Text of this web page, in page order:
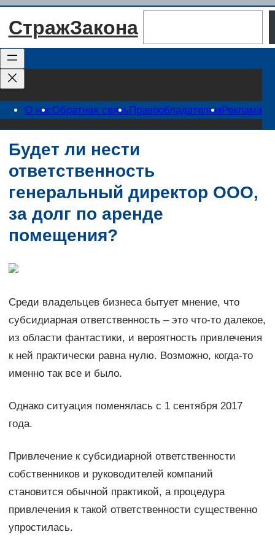
Перейти
СтражЗакона
О насОбратная связьПравообладателямРеклама
Будет ли нести
ответственность
генеральный директор ООО,
за долг по аренде
помещения?
Среди владельцев бизнеса бытует мнение, что
субсидиарная ответственность – это что-то далекое,
из области фантастики, и вероятность привлечения
к ней практически равна нулю. Возможно, когда-то
именно так все и было.
Однако ситуация поменялась с 1 сентября 2017
года.
Привлечение к субсидиарной ответственности
собственников и руководителей компаний
становится обычной практикой, а процедура
привлечения к такой ответственности существенно
упростилась.